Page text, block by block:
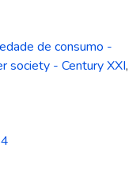
de consumo -
society - Century XXI,